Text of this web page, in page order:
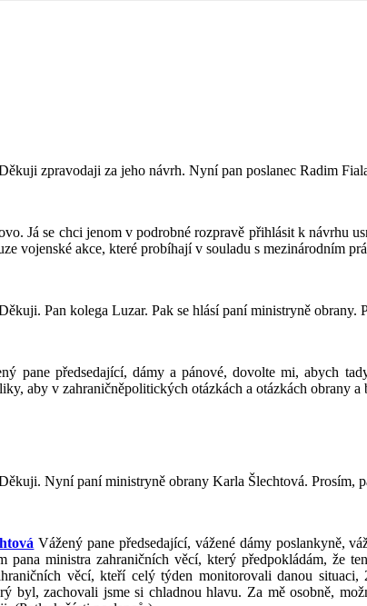
zpravodaji za jeho návrh. Nyní pan poslanec Radim
Já se chci jenom v podrobné rozpravě přihlásit k návrhu
vojenské akce, které probíhají v souladu s mezinárodním
Pan kolega Luzar. Pak se hlásí paní ministryně obrany.
pane předsedající, dámy a pánové, dovolte mi, abych
aby v zahraničněpolitických otázkách a otázkách obrany
Nyní paní ministryně obrany Karla Šlechtová. Prosím,
Vážený pane předsedající, vážené dámy poslankyně,
ministra zahraničních věcí, který předpokládám, že
věcí, kteří celý týden monitorovali danou
byl, zachovali jsme si chladnou hlavu. Za mě osobně,